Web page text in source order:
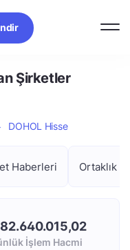
Şirketler
DOHOL Hisse
Haberleri Ortaklık
İşlem Hacmi